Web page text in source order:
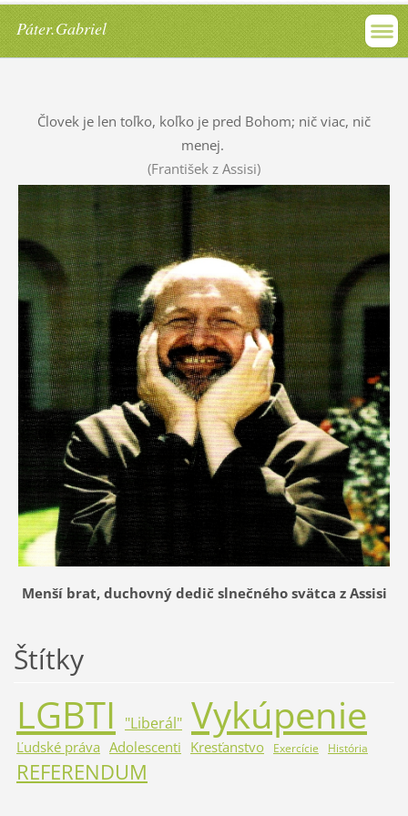
Páter.Gabriel
Človek je len toľko, koľko je pred Bohom; nič viac, nič
menej.
(František z Assisi)
Menší brat, duchovný dedič slnečného svätca z Assisi
Štítky
LGBTI "Liberál" Vykúpenie
Ľudské práva Adolescenti Kresťanstvo Exercície História
REFERENDUM